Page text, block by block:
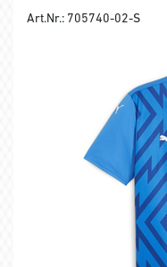
Art.Nr.: 705740-02-S